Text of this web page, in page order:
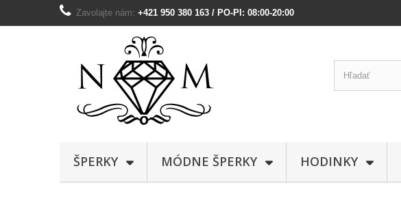
Zavolajte nám: +421 950 380 163 / PO-PI: 08:00-20:00
ŠPERKY MÓDNE ŠPERKY HODINKY